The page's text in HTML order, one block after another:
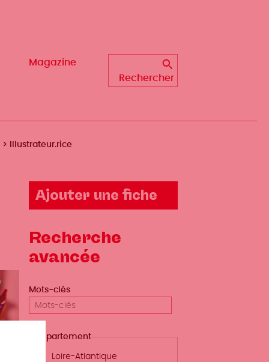
Magazine
Rechercher
Magazine
Rechercher
Illustrateur.rice
Ajouter une fiche
Recherche
avancée
Mots-clés
Département
Loire-Atlantique